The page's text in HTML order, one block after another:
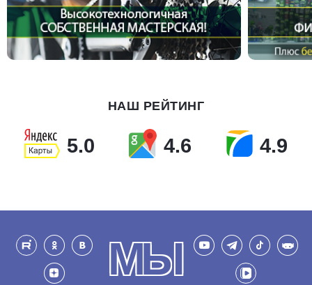
НАШ РЕЙТИНГ
5.0 4.6 4.9
МЫ